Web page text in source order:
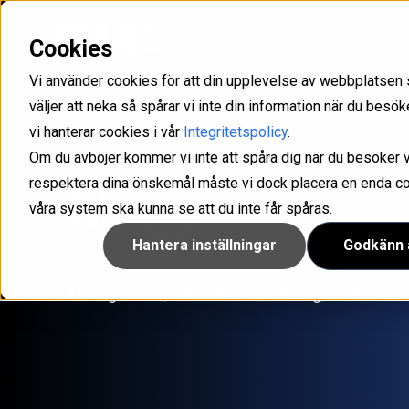
Cookies
Vi använder cookies för att din upplevelse av webbplatsen
väljer att neka så spårar vi inte din information när du
vi hanterar cookies i vår Integritetspolicy.
Om du avböjer kommer vi inte att spåra dig när du besöker
respektera dina önskemål måste vi dock placera en enda
våra system ska kunna se att du inte får spåras.
Hantera inställningar Godkänn
Blogg
Kunskap och tips för dig som jobbar med IT